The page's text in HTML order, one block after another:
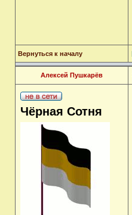
Вернуться к началу
Алексей Пушкарёв
Чёрная Сотня